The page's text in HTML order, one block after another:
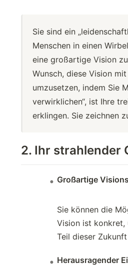
Sie sind ein
Menschen in einen
eine großartige Vision
Wunsch, diese Vision
umzusetzen, indem Sie
verwirklichen“, ist Ihre
erklingen. Sie zeichnen
2. Ihr strahlender
Großartige
Sie können die
Vision ist konkret,
Teil dieser
Herausragender